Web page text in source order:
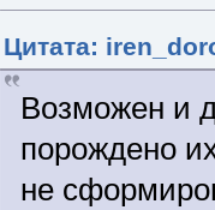
Цитата:
Возможен и
порождено
не